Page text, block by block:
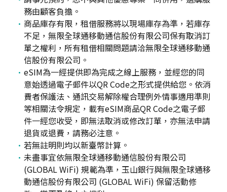
務由顧客負擔。
商品庫存有限，租借服務將以現場庫存為準，若庫存
不足，無限全球通移動通信股份有限公司保有取消訂
單之權利，所有租借相關問題請洽無限全球通移動通
信股份有限公司。
eSIM為一經提供即為完成之線上服務，並經您的同
意始透過電子郵件以QR Code之形式提供給您。依消
費者保護法、通訊交易解除權合理例外情事適用準則
等相關法令規定，載有eSIM商品QR Code之電子郵
件一經您收受，即無法取消或修改訂單，亦無法申請
退貨或退費，請務必注意。
若無註明則均以新臺幣計算。
未盡事宜依無限全球通移動通信股份有限公司
(GLOBAL WiFi) 規範為準，玉山銀行與無限全球通移
動通信股份有限公司 (GLOBAL WiFi) 保留活動修